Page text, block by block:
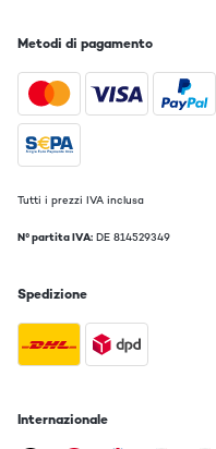
Metodi di pagamento
Tutti i prezzi IVA inclusa
N° partita IVA: DE 814529349
Spedizione
Internazionale